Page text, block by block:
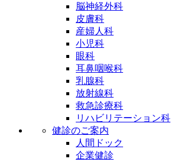
脳神経外科
皮膚科
産婦人科
小児科
眼科
耳鼻咽喉科
乳腺科
放射線科
救急診療科
リハビリテーション科
健診のご案内
人間ドック
企業健診